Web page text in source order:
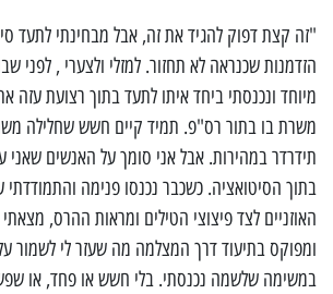
"זה קצת דפוק להגיד את זה, אבל מבחינתי לתעד
הזדמנות שכנראה לא תחזור. למזלי ולצערי , לפני
מיוחד ונכנסתי ביחד איתו לתעד בתוך רצועת עזה
משרת בו בתור רס"פ. תמיד קיים חשש שחלילה
תידרדר במהירות. אבל אני סומך על האנשים שאני
בתוך הסיטואציה. כשכבר נכנסו פנימה
האוזניים לצד פיצוצי הטילים ומראות ההרס,
ומפוקס בתיעוד דרך המצלמה מה שעזר לי לשמור
במשימה שלשמה נכנסתי. בלי חשש או פחד, או